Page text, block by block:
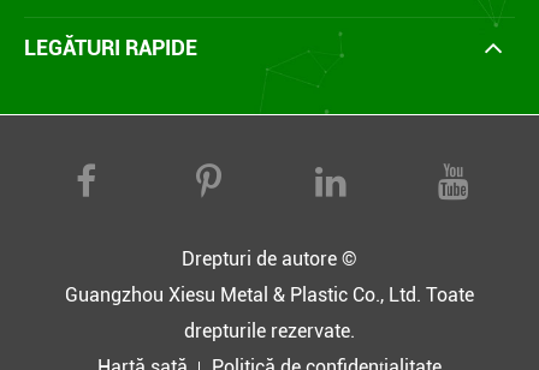
LEGĂTURI RAPIDE
Drepturi de autore ©
Guangzhou Xiesu Metal & Plastic Co., Ltd. Toate
drepturile rezervate.